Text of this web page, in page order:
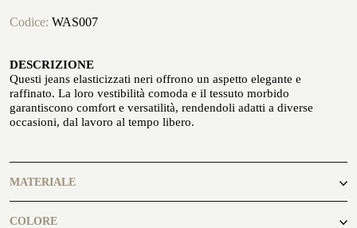
PERSONALIZZA LA TUA CAMICIA
NOLEGGIO SMOKING
ATELIER MILANO SFORZA
Codice: WAS007
DESCRIZIONE
Questi jeans elasticizzati neri offrono un aspetto elegante e
raffinato. La loro vestibilità comoda e il tessuto morbido
garantiscono comfort e versatilità, rendendoli adatti a diverse
occasioni, dal lavoro al tempo libero.
MATERIALE
98% Cotone 2% Elastan
COLORE